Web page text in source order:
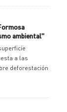
ambiental"
a las
deforestación